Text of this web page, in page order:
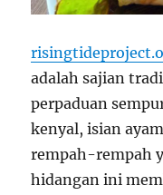
adalah sajian
perpaduan
kenyal, isian
rempah-rempah
hidangan ini